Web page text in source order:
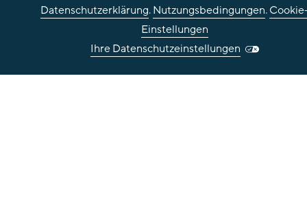
Datenschutzerklärung.Nutzungsbedingungen.
Einstellungen
Ihre Datenschutzeinstellungen